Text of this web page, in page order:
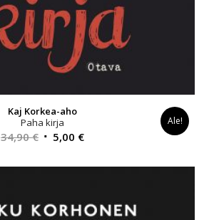
Kaj Korkea-aho
Paha kirja
34,90€ Alkuperäinen
oli:
5,00 €Nykyinen
on:
Ale!